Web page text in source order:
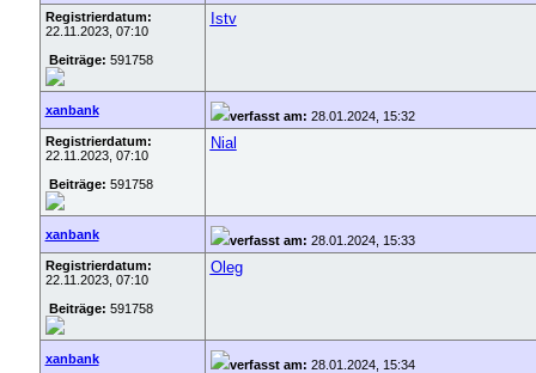
Registrierdatum:
22.11.2023, 07:10
Beiträge: 591758
Istv
xanbank verfasst am: 28.01.2024, 15:32
Registrierdatum:
22.11.2023, 07:10
Beiträge: 591758
Nial
xanbank verfasst am: 28.01.2024, 15:33
Registrierdatum:
22.11.2023, 07:10
Beiträge: 591758
Oleg
xanbank verfasst am: 28.01.2024, 15:34